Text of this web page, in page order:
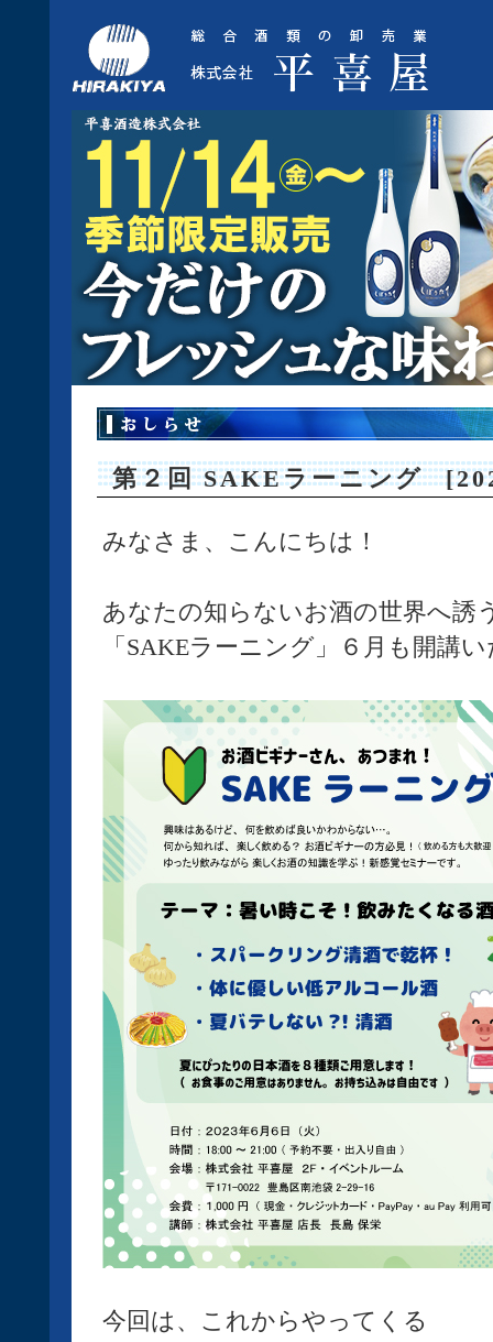
第２回 SAKEラーニング
みなさま、こんにちは！
あなたの知らないお酒の世界へ誘
「SAKEラーニング」６月も開講
今回は、これからやってくる